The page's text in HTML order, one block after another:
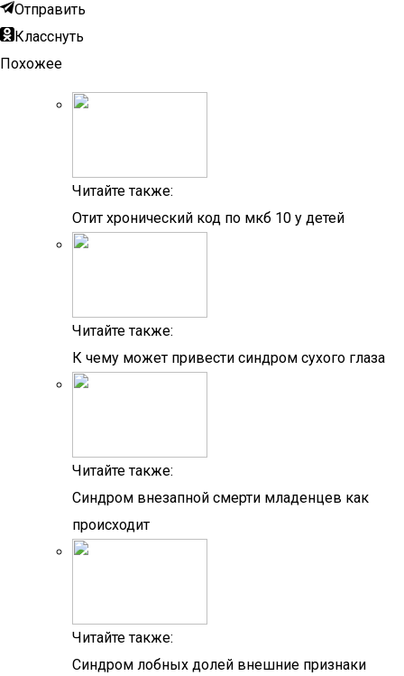
Отправить
Класснуть
Похожее
Читайте также:
Отит хронический код по мкб 10 у детей
Читайте также:
К чему может привести синдром сухого глаза
Читайте также:
Синдром внезапной смерти младенцев как
происходит
Читайте также:
Синдром лобных долей внешние признаки